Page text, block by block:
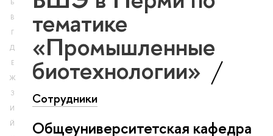
Б
В
Г
Д
Е
Ж
З
И
Й
тематике
«Промышленные
биотехнологии»
Сотрудники
Общеуниверситетская кафедра